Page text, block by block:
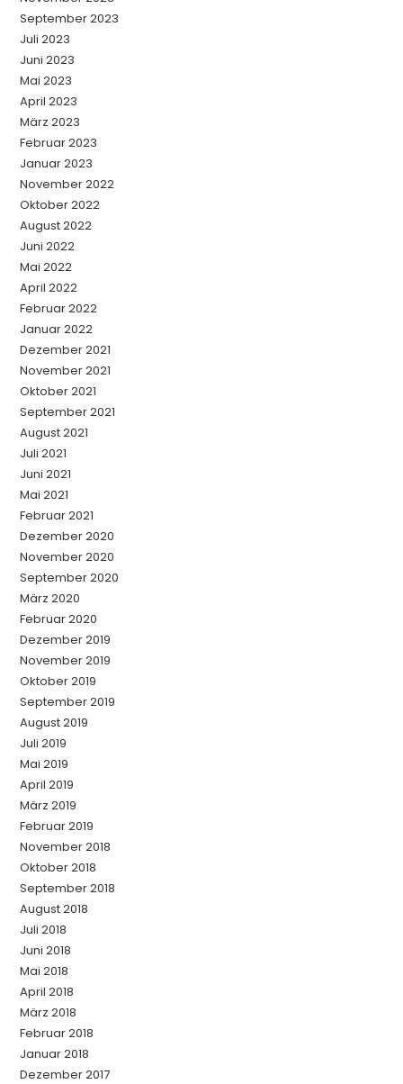
September 2023
Juli 2023
Juni 2023
Mai 2023
April 2023
März 2023
Februar 2023
Januar 2023
November 2022
Oktober 2022
August 2022
Juni 2022
Mai 2022
April 2022
Februar 2022
Januar 2022
Dezember 2021
November 2021
Oktober 2021
September 2021
August 2021
Juli 2021
Juni 2021
Mai 2021
Februar 2021
Dezember 2020
November 2020
September 2020
März 2020
Februar 2020
Dezember 2019
November 2019
Oktober 2019
September 2019
August 2019
Juli 2019
Mai 2019
April 2019
März 2019
Februar 2019
November 2018
Oktober 2018
September 2018
August 2018
Juli 2018
Juni 2018
Mai 2018
April 2018
März 2018
Februar 2018
Januar 2018
Dezember 2017